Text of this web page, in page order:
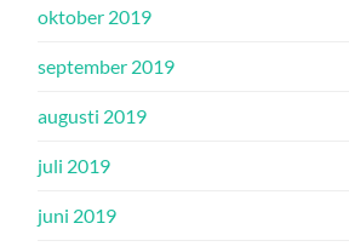
oktober 2019
september 2019
augusti 2019
juli 2019
juni 2019